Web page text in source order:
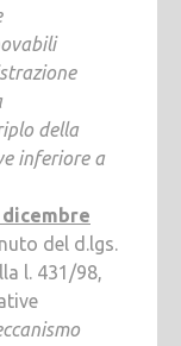
della
inferiore a
dicembre
del d.lgs.
l. 431/98,